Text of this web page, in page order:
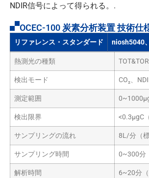
NDIR信号によって得られる。.
OCEC-100 炭素分析装置 技術仕
リファレンス・スタンダード niosh5040
熱測光の種類 TOT&TOR
検出モード CO₂、
測定範囲
検出限界 <0.3μgC
サンプリングの流れ 8L/分（
サンプリング時間 0~300分
解析時間 6~20分（